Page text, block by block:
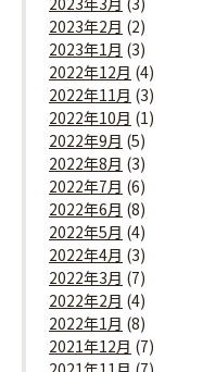
2023年2月 (2)
2023年1月 (3)
2022年12月 (4)
2022年11月 (3)
2022年10月 (1)
2022年9月 (5)
2022年8月 (3)
2022年7月 (6)
2022年6月 (8)
2022年5月 (4)
2022年4月 (3)
2022年3月 (7)
2022年2月 (4)
2022年1月 (8)
2021年12月 (7)